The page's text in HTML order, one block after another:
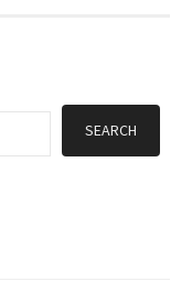
SEARCH